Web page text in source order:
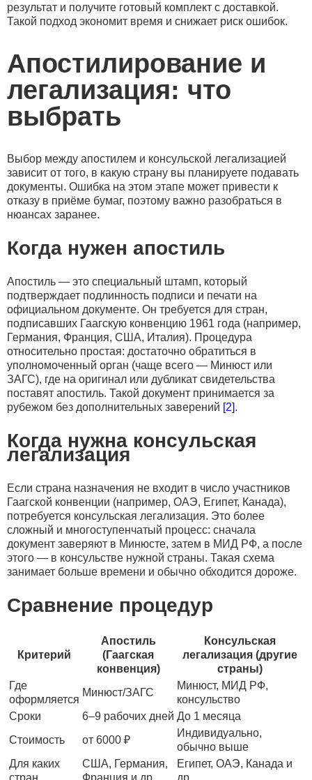
результат и получите готовый комплект с доставкой.
Такой подход экономит время и снижает риск ошибок.
Апостилирование и
легализация: что
выбрать
Выбор между апостилем и консульской легализацией
зависит от того, в какую страну вы планируете подавать
документы. Ошибка на этом этапе может привести к
отказу в приёме бумаг, поэтому важно разобраться в
нюансах заранее.
Когда нужен апостиль
Апостиль — это специальный штамп, который
подтверждает подлинность подписи и печати на
официальном документе. Он требуется для стран,
подписавших Гаагскую конвенцию 1961 года (например,
Германия, Франция, США, Италия). Процедура
относительно простая: достаточно обратиться в
уполномоченный орган (чаще всего — Минюст или
ЗАГС), где на оригинал или дубликат свидетельства
поставят апостиль. Такой документ принимается за
рубежом без дополнительных заверений [2].
Когда нужна консульская
легализация
Если страна назначения не входит в число участников
Гаагской конвенции (например, ОАЭ, Египет, Канада),
потребуется консульская легализация. Это более
сложный и многоступенчатый процесс: сначала
документ заверяют в Минюсте, затем в МИД РФ, а после
этого — в консульстве нужной страны. Такая схема
занимает больше времени и обычно обходится дороже.
Сравнение процедур
Критерий
Апостиль
(Гаагская
конвенция)
Консульская
легализация (другие
страны)
Где
оформляется
Минюст/ЗАГС
Минюст, МИД РФ,
консульство
Сроки
6–9 рабочих дней До 1 месяца
Стоимость
от 6000 ₽
Индивидуально,
обычно выше
Для каких
стран
США, Германия,
Франция и др.
Египет, ОАЭ, Канада и
др.